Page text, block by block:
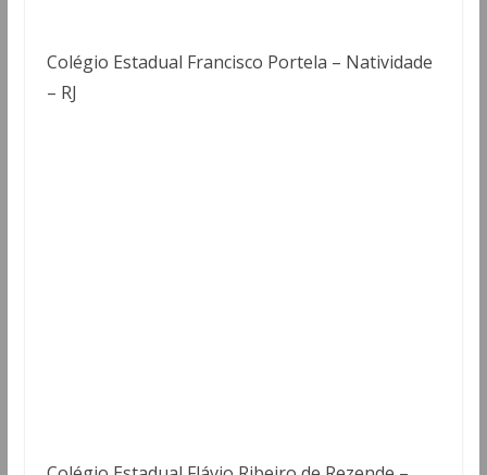
Colégio Estadual Francisco Portela – Natividade
– RJ